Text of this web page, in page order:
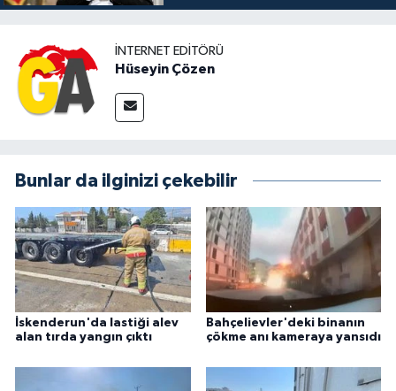
İNTERNET EDITÖRÜ
Hüseyin Çözen
Bunlar da ilginizi çekebilir
İskenderun'da lastiği alev
alan tırda yangın çıktı
Bahçelievler'deki binanın
çökme anı kameraya yansıdı